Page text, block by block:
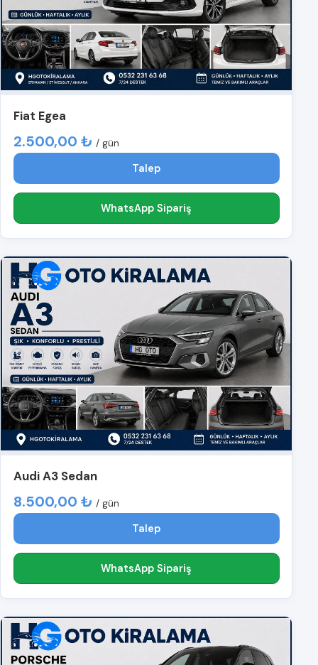
Fiat Egea
2.500,00 ₺ / gün
Talep
WhatsApp Sipariş
Audi A3 Sedan
8.500,00 ₺ / gün
Talep
WhatsApp Sipariş